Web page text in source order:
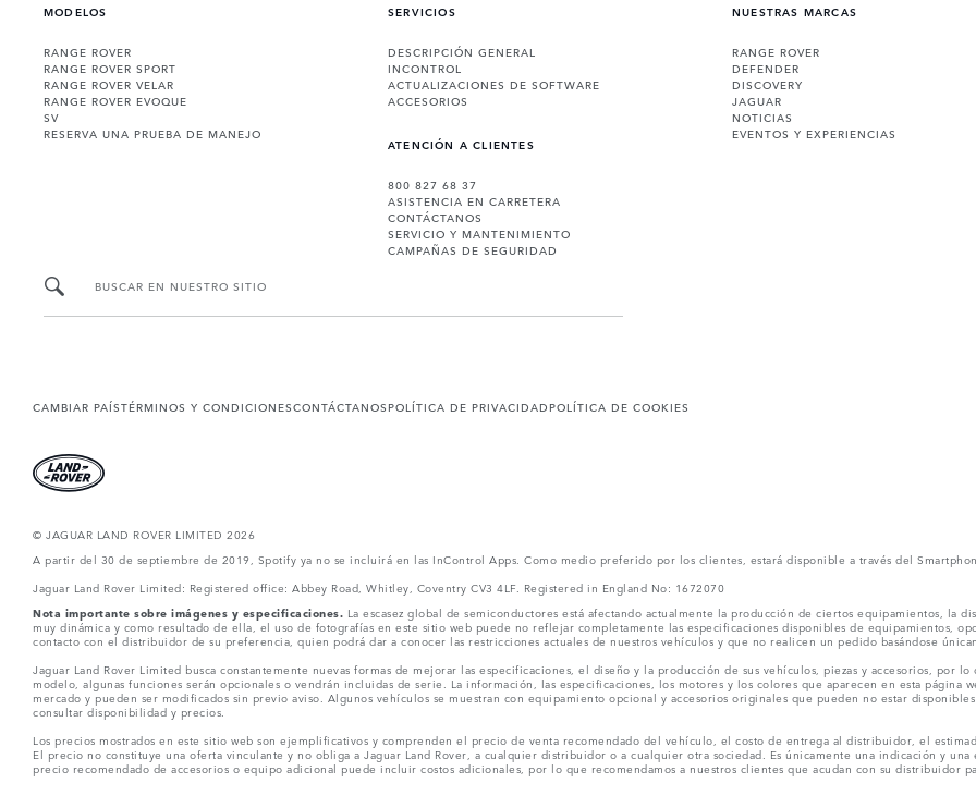
MODELOS
RANGE ROVER
RANGE ROVER SPORT
RANGE ROVER VELAR
RANGE ROVER EVOQUE
SV
RESERVA UNA PRUEBA DE MANEJO
SERVICIOS
DESCRIPCIÓN GENERAL
INCONTROL
ACTUALIZACIONES DE SOFTWARE
ACCESORIOS
ATENCIÓN A CLIENTES
800 827 68 37
ASISTENCIA EN CARRETERA
CONTÁCTANOS
SERVICIO Y MANTENIMIENTO
CAMPAÑAS DE SEGURIDAD
NUESTRAS MARCAS
RANGE ROVER
DEFENDER
DISCOVERY
JAGUAR
NOTICIAS
EVENTOS Y EXPERIENCIAS
BUSCAR EN NUESTRO SITIO
CAMBIAR PAÍSTÉRMINOS Y CONDICIONESCONTÁCTANOSPOLÍTICA DE PRIVACIDADPOLÍTICA DE COOKIES
© JAGUAR LAND ROVER LIMITED 2026
A partir del 30 de septiembre de 2019, Spotify ya no se incluirá en las InControl Apps. Como medio preferido por los clientes, estará disponible a través del
Jaguar Land Rover Limited: Registered office: Abbey Road, Whitley, Coventry CV3 4LF. Registered in England No: 1672070
Nota importante sobre imágenes y especificaciones. La escasez global de semiconductores está afectando actualmente la producción de ciertos equipamientos, la
muy dinámica y como resultado de ella, el uso de fotografías en este sitio web puede no reflejar completamente las especificaciones disponibles de equipamientos,
contacto con el distribuidor de su preferencia, quien podrá dar a conocer las restricciones actuales de nuestros vehículos y que no realicen un pedido basándose
Jaguar Land Rover Limited busca constantemente nuevas formas de mejorar las especificaciones, el diseño y la producción de sus vehículos, piezas y accesorios, por
modelo, algunas funciones serán opcionales o vendrán incluidas de serie. La información, las especificaciones, los motores y los colores que aparecen en esta página
mercado y pueden ser modificados sin previo aviso. Algunos vehículos se muestran con equipamiento opcional y accesorios originales que pueden no estar
consultar disponibilidad y precios.
Los precios mostrados en este sitio web son ejemplificativos y comprenden el precio de venta recomendado del vehículo, el costo de entrega al distribuidor, el
El precio no constituye una oferta vinculante y no obliga a Jaguar Land Rover, a cualquier distribuidor o a cualquier otra sociedad. Es únicamente una indicación y
precio recomendado de accesorios o equipo adicional puede incluir costos adicionales, por lo que recomendamos a nuestros clientes que acudan con su distribuidor